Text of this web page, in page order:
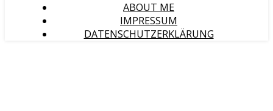
ABOUT ME
IMPRESSUM
DATENSCHUTZERKLÄRUNG